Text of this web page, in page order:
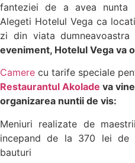
fanteziei de a avea
Alegeti Hotelul Vega ca
zi din viata dumneavoastra
eveniment, Hotelul Vega va
Camere cu tarife speciale
Restaurantul Akolade va
organizarea nuntii de vis:
Meniuri realizate de
incepand de la 370 lei de
bauturi